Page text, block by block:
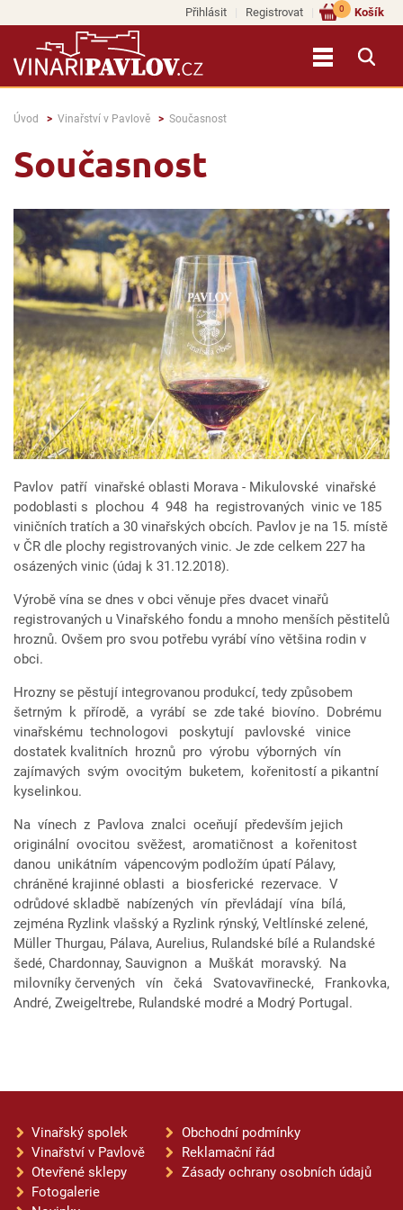
Přihlásit Registrovat Košík
0
Úvod Vinařství v Pavlově Současnost
Současnost
Pavlov patří vinařské oblasti Morava - Mikulovské vinařské
podoblasti s plochou 4 948 ha registrovaných vinic ve 185
viničních tratích a 30 vinařských obcích. Pavlov je na 15. místě
v ČR dle plochy registrovaných vinic. Je zde celkem 227 ha
osázených vinic (údaj k 31.12.2018).
Výrobě vína se dnes v obci věnuje přes dvacet vinařů
registrovaných u Vinařského fondu a mnoho menších pěstitelů
hroznů. Ovšem pro svou potřebu vyrábí víno většina rodin v
obci.
Hrozny se pěstují integrovanou produkcí, tedy způsobem
šetrným k přírodě, a vyrábí se zde také biovíno. Dobrému
vinařskému technologovi poskytují pavlovské vinice
dostatek kvalitních hroznů pro výrobu výborných vín
zajímavých svým ovocitým buketem, kořenitostí a pikantní
kyselinkou.
Na vínech z Pavlova znalci oceňují především jejich
originální ovocitou svěžest, aromatičnost a kořenitost
danou unikátním vápencovým podložím úpatí Pálavy,
chráněné krajinné oblasti a biosferické rezervace. V
odrůdové skladbě nabízených vín převládají vína bílá,
zejména Ryzlink vlašský a Ryzlink rýnský, Veltlínské zelené,
Müller Thurgau, Pálava, Aurelius, Rulandské bílé a Rulandské
šedé, Chardonnay, Sauvignon a Muškát moravský. Na
milovníky červených vín čeká Svatovavřinecké, Frankovka,
André, Zweigeltrebe, Rulandské modré a Modrý Portugal.
Vinařský spolek
Vinařství v Pavlově
Otevřené sklepy
Fotogalerie
Obchodní podmínky
Reklamační řád
Zásady ochrany osobních údajů